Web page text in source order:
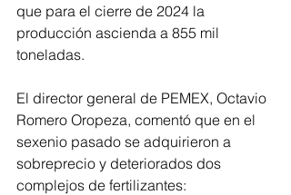
que para el cierre de 2024 la
producción ascienda a 855 mil
toneladas.
El director general de PEMEX, Octavio
Romero Oropeza, comentó que en el
sexenio pasado se adquirieron a
sobreprecio y deteriorados dos
complejos de fertilizantes: